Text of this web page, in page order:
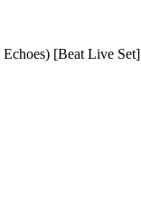
[Beat Live Set]